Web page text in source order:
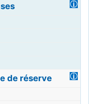
de réserve